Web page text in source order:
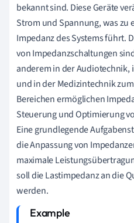
bekannt sind. Diese Geräte
Strom und Spannung, was zu
Impedanz des Systems führt.
von Impedanzschaltungen
anderem in der
und in der Medizintechnik
Bereichen ermöglichen
Steuerung und Optimierung
Eine grundlegende
die Anpassung von
maximale
soll die Lastimpedanz an die
werden.